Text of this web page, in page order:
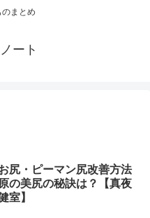
まとめ
ート
尻・ピーマン尻改善方法
の美尻の秘訣は？【真夜
室】